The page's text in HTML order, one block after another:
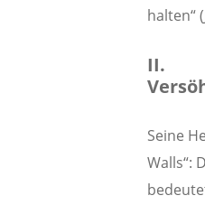
halten“
II.
Seine
Walls“: